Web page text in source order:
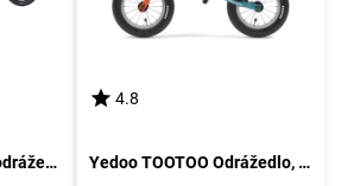
Rascal Bikes Dětské odrážedlo Rascal Punk Barevná kombinace: Oranžové
4.8
Yedoo TOOTOO Odrážedlo, modrá